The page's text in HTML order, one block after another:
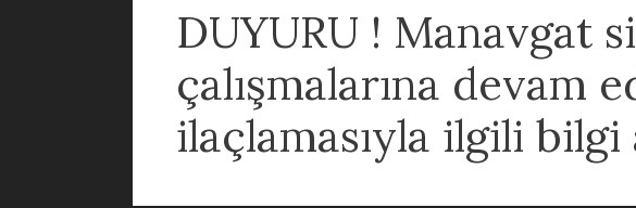
DUYURU ! Manavgat
çalışmalarına devam
ilaçlamasıyla ilgili